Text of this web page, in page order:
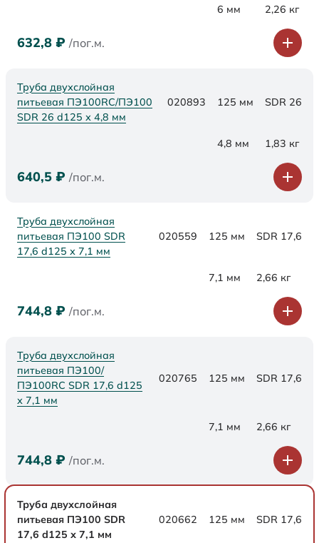
6 мм 2,26 кг
632,8 ₽ /пог.м.
Труба двухслойная
питьевая ПЭ100RC/ПЭ100
SDR 26 d125 х 4,8 мм
020893 125 мм SDR 26
4,8 мм 1,83 кг
640,5 ₽ /пог.м.
Труба двухслойная
питьевая ПЭ100 SDR
17,6 d125 х 7,1 мм
020559 125 мм SDR 17,6
7,1 мм 2,66 кг
744,8 ₽ /пог.м.
Труба двухслойная
питьевая ПЭ100/
ПЭ100RC SDR 17,6 d125
х 7,1 мм
020765 125 мм SDR 17,6
7,1 мм 2,66 кг
744,8 ₽ /пог.м.
Труба двухслойная
питьевая ПЭ100 SDR
17,6 d125 х 7,1 мм
020662 125 мм SDR 17,6